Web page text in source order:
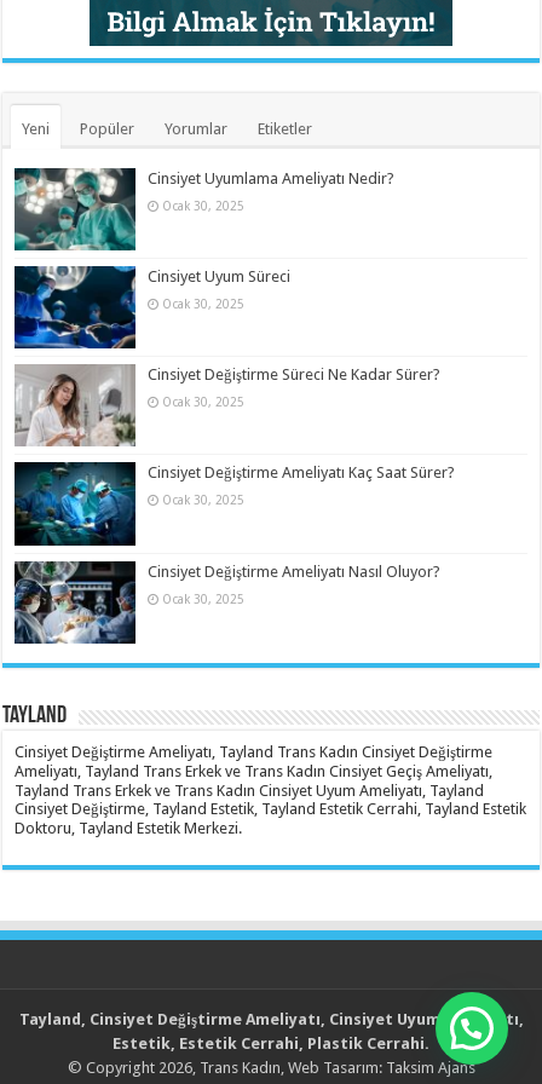
Yeni Popüler Yorumlar Etiketler
Cinsiyet Uyumlama Ameliyatı Nedir?
Ocak 30, 2025
Cinsiyet Uyum Süreci
Ocak 30, 2025
Cinsiyet Değiştirme Süreci Ne Kadar Sürer?
Ocak 30, 2025
Cinsiyet Değiştirme Ameliyatı Kaç Saat Sürer?
Ocak 30, 2025
Cinsiyet Değiştirme Ameliyatı Nasıl Oluyor?
Ocak 30, 2025
Tayland
Cinsiyet Değiştirme Ameliyatı, Tayland Trans Kadın Cinsiyet Değiştirme
Ameliyatı, Tayland Trans Erkek ve Trans Kadın Cinsiyet Geçiş Ameliyatı,
Tayland Trans Erkek ve Trans Kadın Cinsiyet Uyum Ameliyatı, Tayland
Cinsiyet Değiştirme, Tayland Estetik, Tayland Estetik Cerrahi, Tayland Estetik
Doktoru, Tayland Estetik Merkezi.
Tayland, Cinsiyet Değiştirme Ameliyatı, Cinsiyet Uyum Ameliyatı,
Estetik, Estetik Cerrahi, Plastik Cerrahi.
© Copyright 2026, Trans Kadın , Web Tasarım: Taksim Ajans